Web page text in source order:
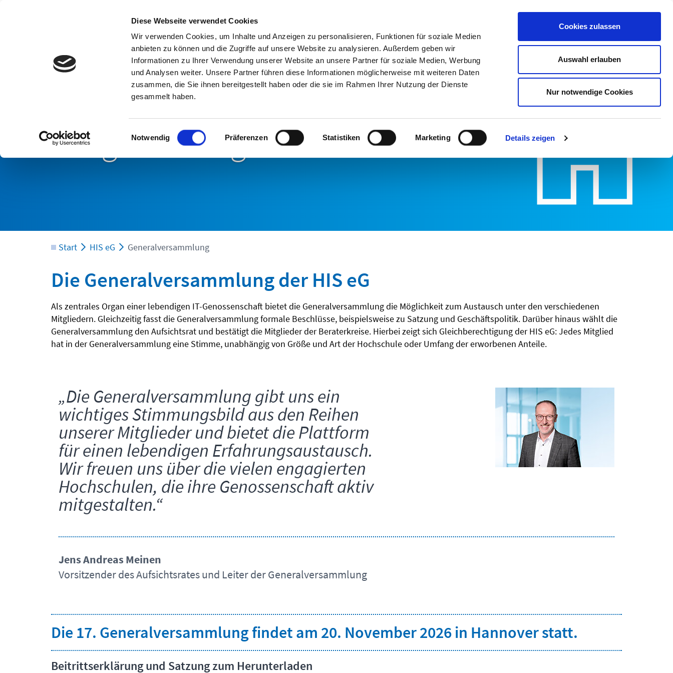
Diese Webseite verwendet Cookies
Wir verwenden Cookies, um Inhalte und Anzeigen zu personalisieren, Funktionen für soziale Medien
anbieten zu können und die Zugriffe auf unsere Website zu analysieren. Außerdem geben wir
Informationen zu Ihrer Verwendung unserer Website an unsere Partner für soziale Medien, Werbung
und Analysen weiter. Unsere Partner führen diese Informationen möglicherweise mit weiteren Daten
zusammen, die Sie ihnen bereitgestellt haben oder die sie im Rahmen Ihrer Nutzung der Dienste
gesammelt haben.
Einwilligungsauswahl
Notwendig Präferenzen Statistiken Marketing Details zeigen
Cookies zulassen
Auswahl erlauben
Nur notwendige Cookies
Lösungen News Events & Schulungen
Einfache Sprache
HIS eG Mein HIS
Generalversammlung:
Wir gestalten gemeinsam
Start HIS eG Generalversammlung
Die Generalversammlung der HIS eG
Als zentrales Organ einer lebendigen IT-Genossenschaft bietet die Generalversammlung die Möglichkeit zum Austausch unter den verschiedenen
Mitgliedern. Gleichzeitig fasst die Generalversammlung formale Beschlüsse, beispielsweise zu Satzung und Geschäftspolitik. Darüber hinaus wählt die
Generalversammlung den Aufsichtsrat und bestätigt die Mitglieder der Beraterkreise. Hierbei zeigt sich Gleichberechtigung der HIS eG: Jedes Mitglied
hat in der Generalversammlung eine Stimme, unabhängig von Größe und Art der Hochschule oder Umfang der erworbenen Anteile.
„Die Generalversammlung gibt uns ein
wichtiges Stimmungsbild aus den Reihen
unserer Mitglieder und bietet die Plattform
für einen lebendigen Erfahrungsaustausch.
Wir freuen uns über die vielen engagierten
Hochschulen, die ihre Genossenschaft aktiv
mitgestalten.“
Jens Andreas Meinen
Vorsitzender des Aufsichtsrates und Leiter der Generalversammlung
Die 17. Generalversammlung findet am 20. November 2026 in Hannover statt.
Beitrittserklärung und Satzung zum Herunterladen